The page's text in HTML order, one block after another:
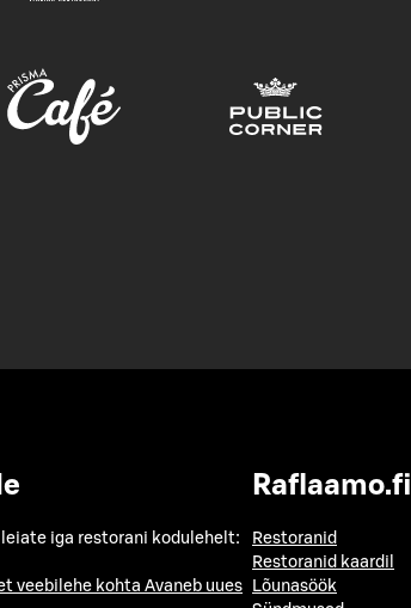
iga restorani kodulehelt:
veebilehe kohta Avaneb uues
Raflaamo.fi
Restoranid
Restoranid kaardil
Lõunasöök